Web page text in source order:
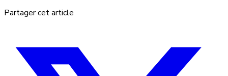
Partager cet article